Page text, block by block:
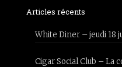
Articles récents
White Diner – jeudi 18
Cigar Social Club – La